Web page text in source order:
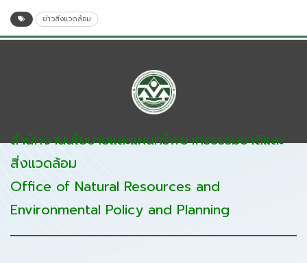
ข่าวสิ่งแวดล้อม
สำนักงานนโยบายและแผนทรัพยากรธรรมชาติและ
สิ่งแวดล้อม
Office of Natural Resources and
Environmental Policy and Planning